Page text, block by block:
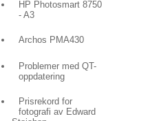
HP Photosmart 8750
- A3
Archos PMA430
Problemer med QT-
oppdatering
Prisrekord for
fotografi av Edward